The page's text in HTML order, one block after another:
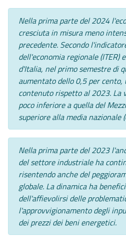
Nella prima parte del 2024
cresciuta in misura meno
precedente. Secondo
dell'economia regionale (ITER)
d'Italia, nel primo semestre di
aumentato dello 0,5 per
contenuto rispetto al 2023. La
poco inferiore a quella del
superiore alla media nazionale
Nella prima parte del 2023
del settore industriale ha
risentendo anche del
globale. La dinamica ha
dell'affievolirsi delle
l'approvvigionamento degli
dei prezzi dei beni energetici.